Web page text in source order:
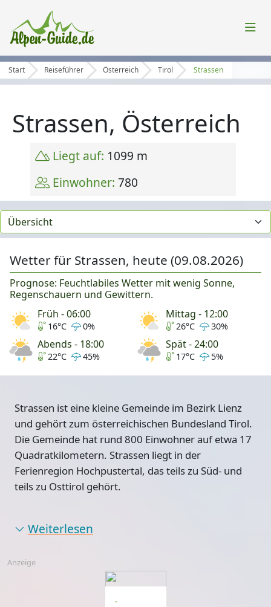
Start Reiseführer Österreich Tirol Strassen
Strassen, Österreich
Liegt auf: 1099 m
Einwohner: 780
Wetter für Strassen, heute (09.08.2026)
Prognose: Feuchtlabiles Wetter mit wenig Sonne,
Regenschauern und Gewittern.
Früh - 06:00
16°C 0%
Mittag - 12:00
26°C 30%
Abends - 18:00
22°C 45%
Spät - 24:00
17°C 5%
Strassen ist eine kleine Gemeinde im Bezirk Lienz
und gehört zum österreichischen Bundesland Tirol.
Die Gemeinde hat rund 800 Einwohner auf etwa 17
Quadratkilometern. Strassen liegt in der
Ferienregion Hochpustertal, das teils zu Süd- und
teils zu Osttirol gehört.
Weiterlesen
Anzeige
-